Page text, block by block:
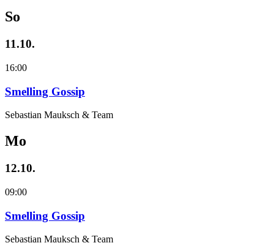
So
11.10.
16:00
Smelling Gossip
Sebastian Mauksch & Team
Mo
12.10.
09:00
Smelling Gossip
Sebastian Mauksch & Team